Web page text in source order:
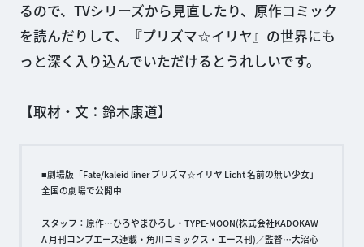
るので、TVシリーズから見直したり、原作コミック
を読んだりして、『プリズマ☆イリヤ』の世界にも
っと深く入り込んでいただけるとうれしいです。
【取材・文：鈴木康道】
■劇場版「Fate/kaleid liner プリズマ☆イリヤ Licht 名前の無い少女」
全国の劇場で公開中
スタッフ：原作…ひろやまひろし・TYPE-MOON(株式会社KADOKAW
A 月刊コンプエース連載・角川コミックス・エース刊)／監督…大沼心